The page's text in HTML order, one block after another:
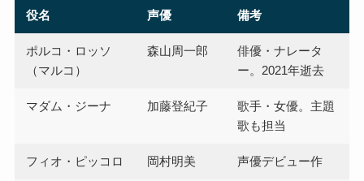
役名 声優 備考
ポルコ・ロッソ
（マルコ）
森山周一郎
俳優・ナレータ
ー。2021年逝去
マダム・ジーナ 加藤登紀子
歌手・女優。主題
歌も担当
フィオ・ピッコロ 岡村明美 声優デビュー作